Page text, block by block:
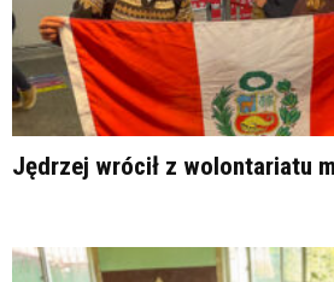
Jędrzej wrócił z wolontariatu